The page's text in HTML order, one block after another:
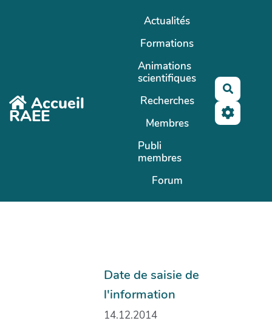
Accueil
RAEE
Actualités
Formations
Animations
scientifiques
Recherches
Membres
Publi
membres
Forum
Date de saisie de
l'information
14.12.2014